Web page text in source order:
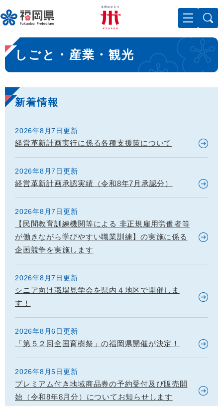
ー
ジ
先
頭
で
。
メニューを飛ばして本文へ
本
文
しごと・産業・観光
新着情報
2026年8月7日更新
経営革新計画実行に係る各種支援策について
2026年8月7日更新
経営革新計画承認実績（令和8年7月承認分）
2026年8月7日更新
【民間教育訓練機関等による 非正規雇用労働者等
が働きながら学びやすい職業訓練】の実施に係る
企画競争を実施します
2026年8月7日更新
シニア向け職場見学会を県内４地区で開催しま
す！
2026年8月6日更新
「第５２回全国育樹祭」の福岡県開催が決定！
2026年8月5日更新
プレミアム付き地域商品券の予約受付及び販売開
始（令和8年8月分）についてお知らせします